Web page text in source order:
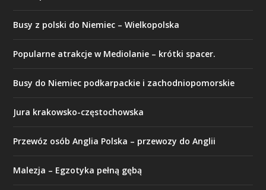
Busy z polski do Niemiec – Wielkopolska
Popularne atrakcje w Mediolanie – krótki spacer.
Busy do Niemiec podkarpackie i zachodniopomorskie
Jura krakowsko-częstochowska
Przewóz osób Anglia Polska – przewozy do Anglii
Malezja – Egzotyka pełną gębą